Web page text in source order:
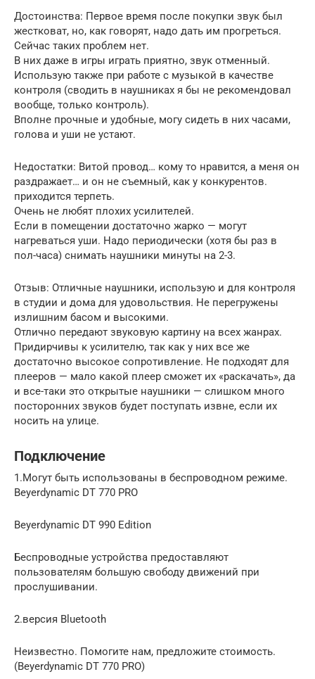
Достоинства: Первое время после покупки звук был
жестковат, но, как говорят, надо дать им прогреться.
Сейчас таких проблем нет.
В них даже в игры играть приятно, звук отменный.
Использую также при работе с музыкой в качестве
контроля (сводить в наушниках я бы не рекомендовал
вообще, только контроль).
Вполне прочные и удобные, могу сидеть в них часами,
голова и уши не устают.
Недостатки: Витой провод… кому то нравится, а меня он
раздражает… и он не съемный, как у конкурентов.
приходится терпеть.
Очень не любят плохих усилителей.
Если в помещении достаточно жарко — могут
нагреваться уши. Надо периодически (хотя бы раз в
пол-часа) снимать наушники минуты на 2-3.
Отзыв: Отличные наушники, использую и для контроля
в студии и дома для удовольствия. Не перегружены
излишним басом и высокими.
Отлично передают звуковую картину на всех жанрах.
Придирчивы к усилителю, так как у них все же
достаточно высокое сопротивление. Не подходят для
плееров — мало какой плеер сможет их «раскачать», да
и все-таки это открытые наушники — слишком много
посторонних звуков будет поступать извне, если их
носить на улице.
Подключение
1.Могут быть использованы в беспроводном режиме.
Beyerdynamic DT 770 PRO
Beyerdynamic DT 990 Edition
Беспроводные устройства предоставляют
пользователям большую свободу движений при
прослушивании.
2.версия Bluetooth
Неизвестно. Помогите нам, предложите стоимость.
(Beyerdynamic DT 770 PRO)